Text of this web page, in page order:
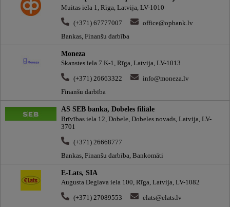
Muitas iela 1, Rīga, Latvija, LV-1010
(+371) 67777007
office@opbank.lv
Bankas, Finanšu darbība
Moneza
Skanstes iela 7 K-1, Rīga, Latvija, LV-1013
(+371) 26663322
info@moneza.lv
Finanšu darbība
AS SEB banka, Dobeles filiāle
Brīvības iela 12, Dobele, Dobeles novads, Latvija, LV-
3701
(+371) 26668777
Bankas, Finanšu darbība, Bankomāti
E-Lats, SIA
Augusta Deglava iela 100, Rīga, Latvija, LV-1082
(+371) 27089553
elats@elats.lv